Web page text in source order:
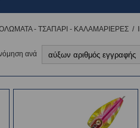
- ΤΣΑΠΑΡΙ - ΚΑΛΑΜΑΡΙΕΡΕΣ /
ανά